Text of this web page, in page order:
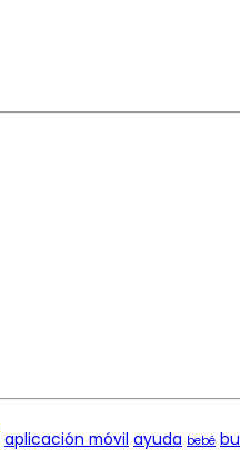
aplicación móvil ayuda bebé